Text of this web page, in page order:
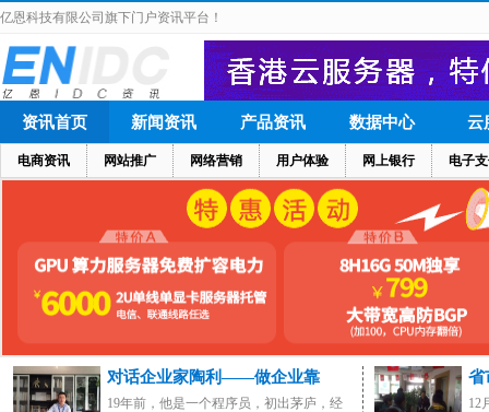
亿恩科技有限公司旗下门户资讯平台！
资讯首页
电商资讯 网站推广 网络营销 用户体验 网上银行 电子
新闻资讯 产品资讯 数据中心 云
对话企业家陶利——做企业靠
19年前，他是一个程序员，初出茅庐，经
省
12